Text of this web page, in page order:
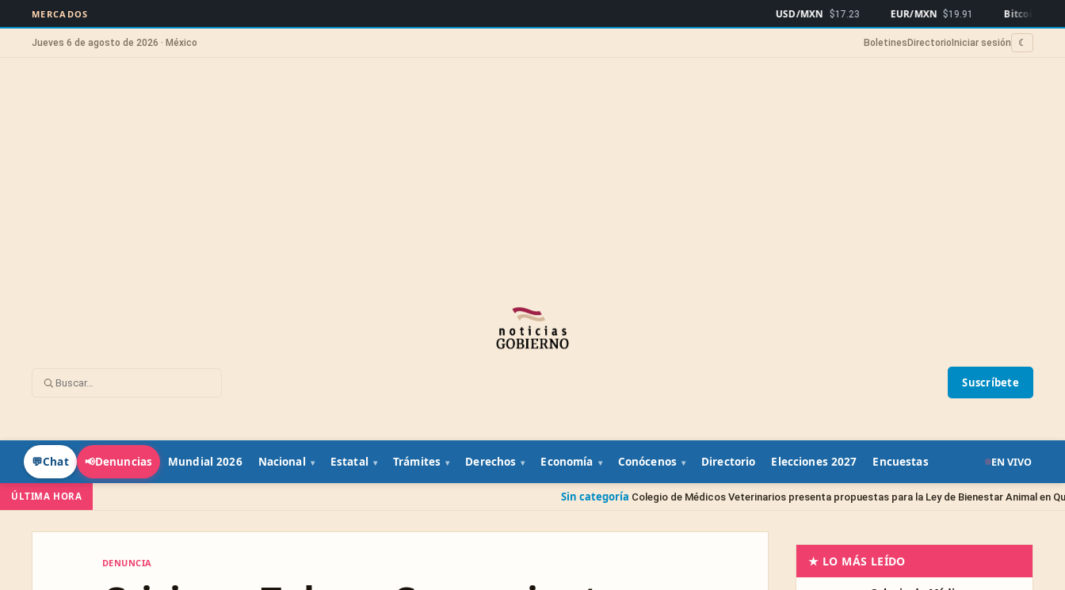
MERCADOS $17.23 EUR/MXN $19.91 Bitcoin $64,572▲0.69%
Jueves 6 de agosto de 2026 · México Boletines Directorio Iniciar sesión ☾
Suscríbete
💬Chat 📢Denuncias Mundial 2026 Nacional Estatal Trámites Derechos Economía Conócenos Directorio Elecciones 2027 Encuestas EN VIVO
ÚLTIMA HORA Colegio de Médicos Veterinarios presenta propuestas para la Ley de Bienestar Animal en Querétaro Sin
DENUNCIA ★ LO MÁS LEÍDO